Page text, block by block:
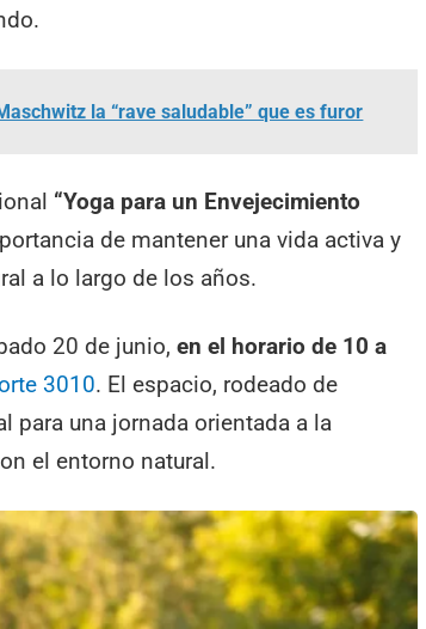
la “rave saludable” que es furor
“Yoga para un Envejecimiento
de mantener una vida activa y
a lo largo de los años.
20 de junio,en el horario de 10 a
3010. El espacio, rodeado de
para una jornada orientada a la
el entorno natural.